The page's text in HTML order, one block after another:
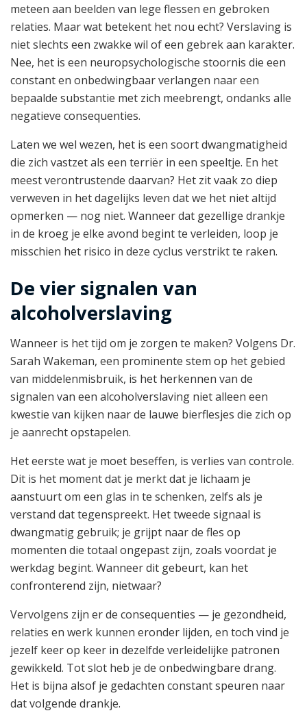
meteen aan beelden van lege flessen en gebroken
relaties. Maar wat betekent het nou echt? Verslaving is
niet slechts een zwakke wil of een gebrek aan karakter.
Nee, het is een neuropsychologische stoornis die een
constant en onbedwingbaar verlangen naar een
bepaalde substantie met zich meebrengt, ondanks alle
negatieve consequenties.
Laten we wel wezen, het is een soort dwangmatigheid
die zich vastzet als een terriër in een speeltje. En het
meest verontrustende daarvan? Het zit vaak zo diep
verweven in het dagelijks leven dat we het niet altijd
opmerken — nog niet. Wanneer dat gezellige drankje
in de kroeg je elke avond begint te verleiden, loop je
misschien het risico in deze cyclus verstrikt te raken.
De vier signalen van
alcoholverslaving
Wanneer is het tijd om je zorgen te maken? Volgens Dr.
Sarah Wakeman, een prominente stem op het gebied
van middelenmisbruik, is het herkennen van de
signalen van een alcoholverslaving niet alleen een
kwestie van kijken naar de lauwe bierflesjes die zich op
je aanrecht opstapelen.
Het eerste wat je moet beseffen, is verlies van controle.
Dit is het moment dat je merkt dat je lichaam je
aanstuurt om een glas in te schenken, zelfs als je
verstand dat tegenspreekt. Het tweede signaal is
dwangmatig gebruik; je grijpt naar de fles op
momenten die totaal ongepast zijn, zoals voordat je
werkdag begint. Wanneer dit gebeurt, kan het
confronterend zijn, nietwaar?
Vervolgens zijn er de consequenties — je gezondheid,
relaties en werk kunnen eronder lijden, en toch vind je
jezelf keer op keer in dezelfde verleidelijke patronen
gewikkeld. Tot slot heb je de onbedwingbare drang.
Het is bijna alsof je gedachten constant speuren naar
dat volgende drankje.